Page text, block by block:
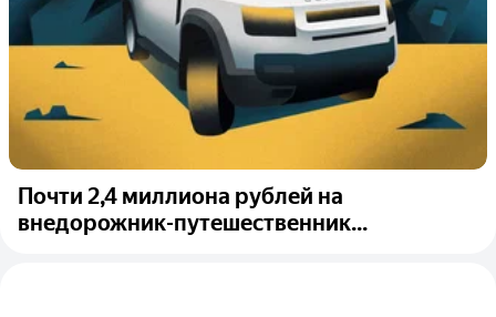
Почти 2,4 миллиона рублей на
внедорожник-путешественник...